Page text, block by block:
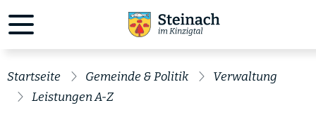
Startseite Gemeinde & Politik
Verwaltung
Leistungen A-Z